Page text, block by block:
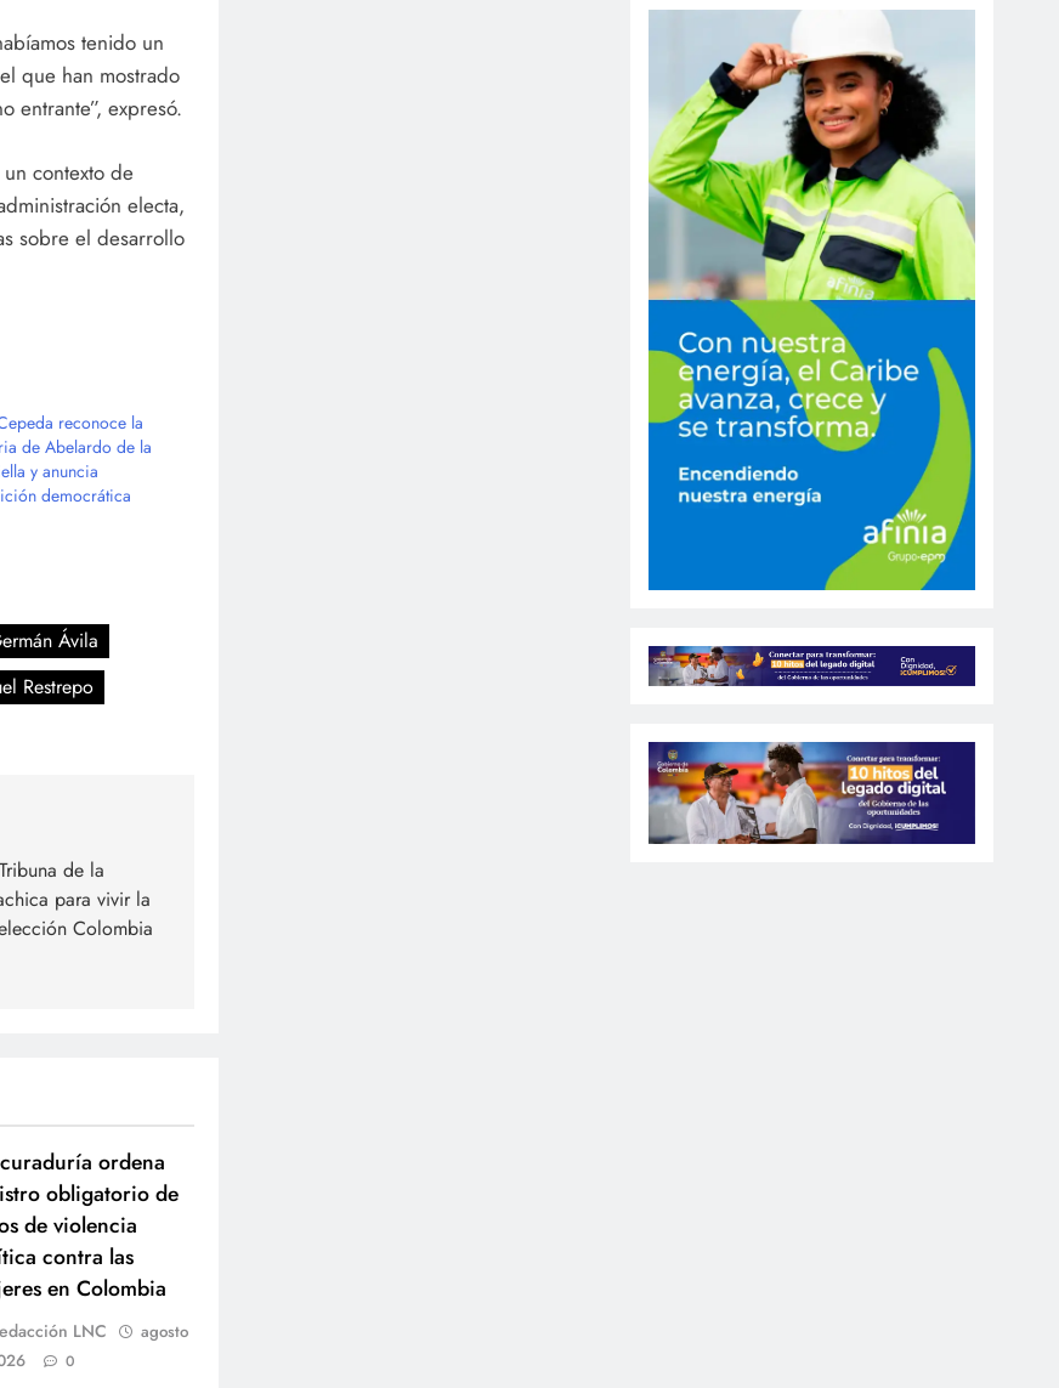
tenido un
que han mostrado
entrante”, expresó.
contexto de
electa,
sobre el desarrollo
reconoce la
de Abelardo de la
y anuncia
democrática
Ávila
Restrepo
de la
para vivir la
Colombia
ordena
obligatorio de
de violencia
contra las
en Colombia
LNC
agosto
0